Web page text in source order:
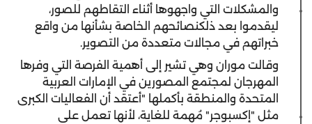
والمشكلات التي واجهوها أثناء التقاطهم للصور،
ليقدموا بعد ذلكنصائحهم الخاصة بشأنها من واقع
خبراتهم في مجالات متعددة من التصوير.
وقالت موران وهي تشير إلى أهمية الفرصة التي وفرها
المهرجان لمجتمع المصورين في الإمارات العربية
المتحدة والمنطقة بأكملها "أعتقد أن الفعاليات الكبرى
مثل "إكسبوجر" مُهمة للغاية، لأنها تعمل على